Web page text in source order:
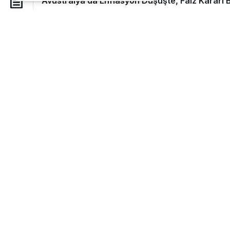
Avustralya’da enflasyon bir kez daha azaldı.